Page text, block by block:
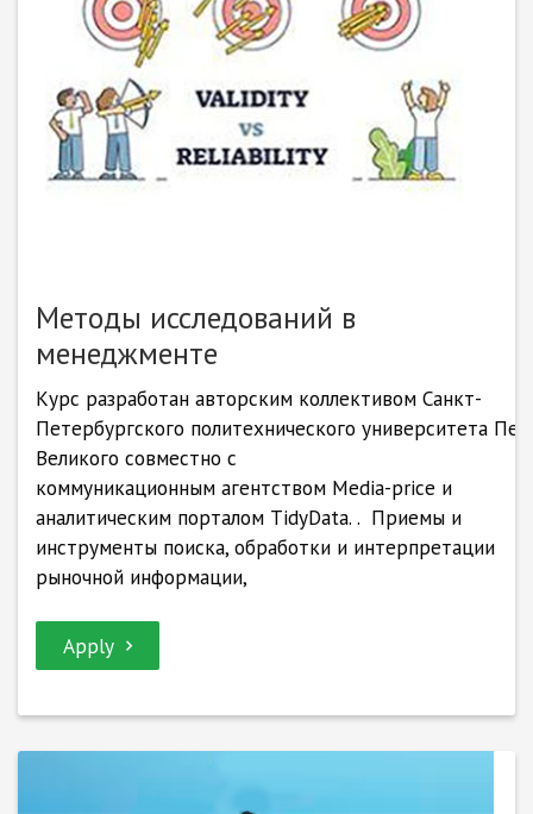
Методы исследований в
менеджменте
Курс разработан авторским коллективом Санкт-
Петербургского политехнического университета
Великого совместно с
коммуникационным агентством Media-price и
аналитическим порталом TidyData. . Приемы и
инструменты поиска, обработки и интерпретации
рыночной информации,
Apply